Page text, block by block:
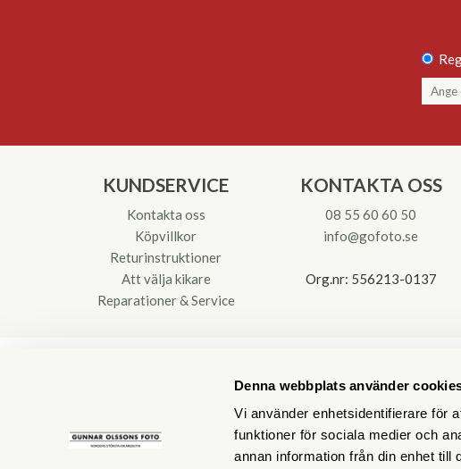
Denna webbplats använder
Vi använder enhetsidentifierare för
funktioner för sociala medier och
annan information från din enhet
KUNDSERVICE
Kontakta oss
Köpvillkor
Returinstruktioner
Att välja kikare
Reparationer & Service
KONTAKTA OSS
08 55 60 60 50
info@gofoto.se
Org.nr: 556213-0137